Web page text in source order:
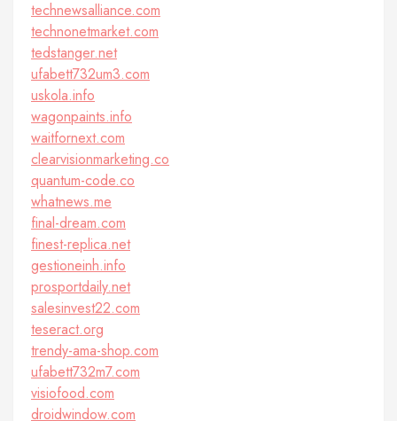
technewsalliance.com
technonetmarket.com
tedstanger.net
ufabett732um3.com
uskola.info
wagonpaints.info
waitfornext.com
clearvisionmarketing.co
quantum-code.co
whatnews.me
final-dream.com
finest-replica.net
gestioneinh.info
prosportdaily.net
salesinvest22.com
teseract.org
trendy-ama-shop.com
ufabett732m7.com
visiofood.com
droidwindow.com